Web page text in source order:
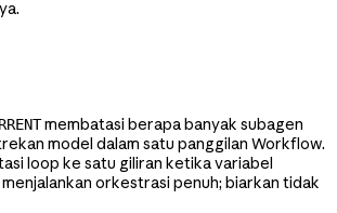
membatasi berapa banyak subagen
model dalam satu panggilan Workflow.
loop ke satu giliran ketika variabel
orkestrasi penuh; biarkan tidak